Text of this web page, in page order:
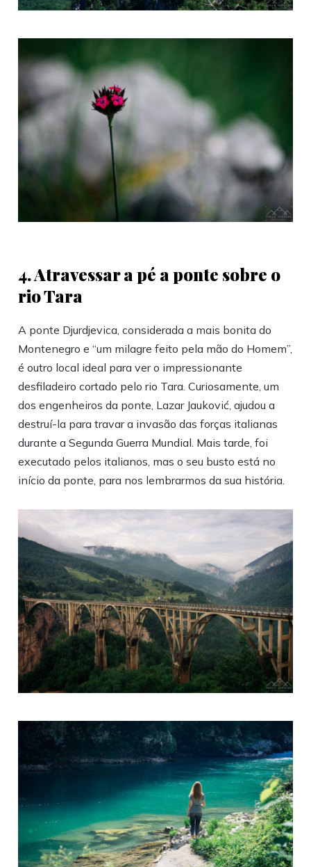
4. ‎‎Atravessar a pé a ponte sobre o
rio Tara
A ponte Djurdjevica, considerada a mais bonita do
Montenegro e “um milagre feito pela mão do Homem”,
é outro local ideal para ver o impressionante
desfiladeiro cortado pelo rio Tara. Curiosamente, um
dos engenheiros da ponte, Lazar Jauković, ajudou a
destruí-la para travar a invasão das forças italianas
durante a Segunda Guerra Mundial. Mais tarde, foi
executado pelos italianos, mas o seu busto está no
início da ponte, para nos lembrarmos da sua história.